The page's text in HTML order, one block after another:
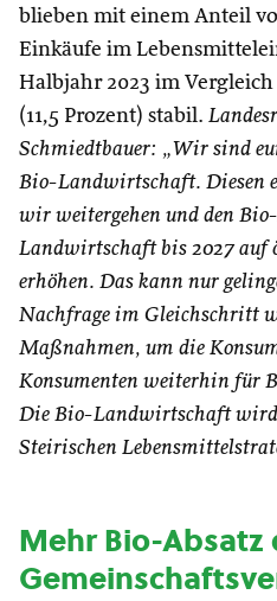
blieben mit einem Anteil
Einkäufe im
Halbjahr 2023 im
(11,5 Prozent) stabil.
Schmiedtbauer: „Wir sind
Bio-Landwirtschaft. Diesen
wir weitergehen und den
Landwirtschaft bis 2027 auf
erhöhen. Das kann nur
Nachfrage im Gleichschritt
Maßnahmen, um die
Konsumenten weiterhin für
Die Bio-Landwirtschaft wird
Steirischen
Mehr Bio-Absatz